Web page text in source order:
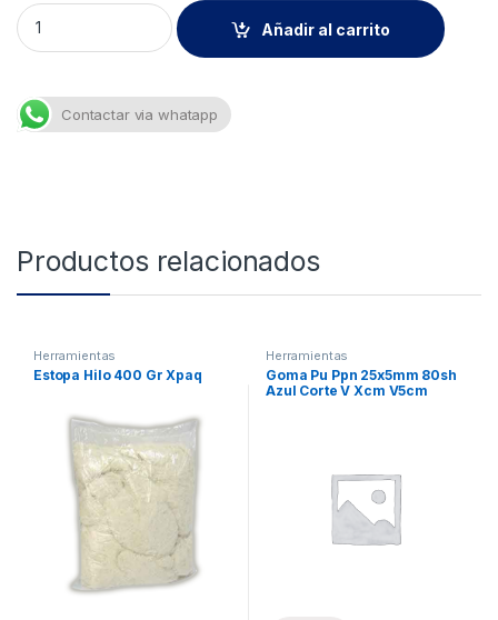
Japon - Seda Serig Pol Mono - Ambar 180h 115cm Xml
Añadir al carrito
Contactar via whatapp
Productos relacionados
Herramientas
Estopa Hilo 400 Gr Xpaq
Herramientas
Goma Pu Ppn 25x5mm 80sh
Azul Corte V Xcm V5cm